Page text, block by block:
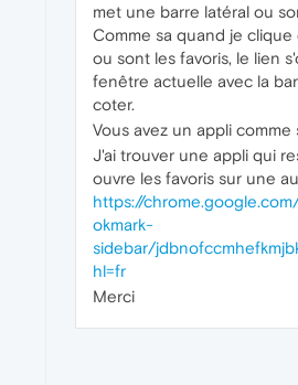
met une barre latéral ou
Comme sa quand je clique
ou sont les favoris, le lien
fenêtre actuelle avec la
coter.
Vous avez un appli comme
J'ai trouver une appli qui
ouvre les favoris sur une
https://
okmark-
sidebar/
hl=fr
Merci